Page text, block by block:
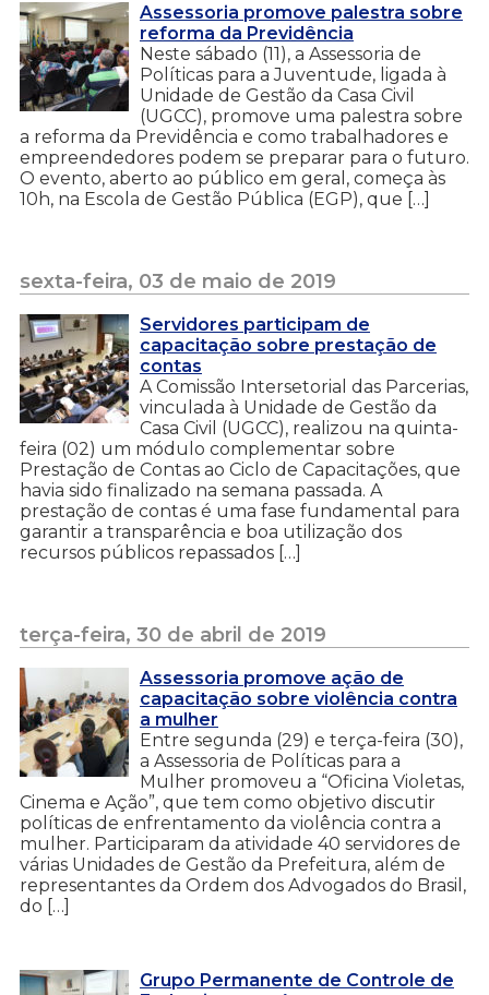
Assessoria promove palestra sobre
reforma da Previdência
Neste sábado (11), a Assessoria de
Políticas para a Juventude, ligada à
Unidade de Gestão da Casa Civil
(UGCC), promove uma palestra sobre
a reforma da Previdência e como trabalhadores e
empreendedores podem se preparar para o futuro.
O evento, aberto ao público em geral, começa às
10h, na Escola de Gestão Pública (EGP), que […]
sexta-feira, 03 de maio de 2019
Servidores participam de
capacitação sobre prestação de
contas
A Comissão Intersetorial das Parcerias,
vinculada à Unidade de Gestão da
Casa Civil (UGCC), realizou na quinta-
feira (02) um módulo complementar sobre
Prestação de Contas ao Ciclo de Capacitações, que
havia sido finalizado na semana passada. A
prestação de contas é uma fase fundamental para
garantir a transparência e boa utilização dos
recursos públicos repassados […]
terça-feira, 30 de abril de 2019
Assessoria promove ação de
capacitação sobre violência contra
a mulher
Entre segunda (29) e terça-feira (30),
a Assessoria de Políticas para a
Mulher promoveu a “Oficina Violetas,
Cinema e Ação”, que tem como objetivo discutir
políticas de enfrentamento da violência contra a
mulher. Participaram da atividade 40 servidores de
várias Unidades de Gestão da Prefeitura, além de
representantes da Ordem dos Advogados do Brasil,
do […]
Grupo Permanente de Controle de